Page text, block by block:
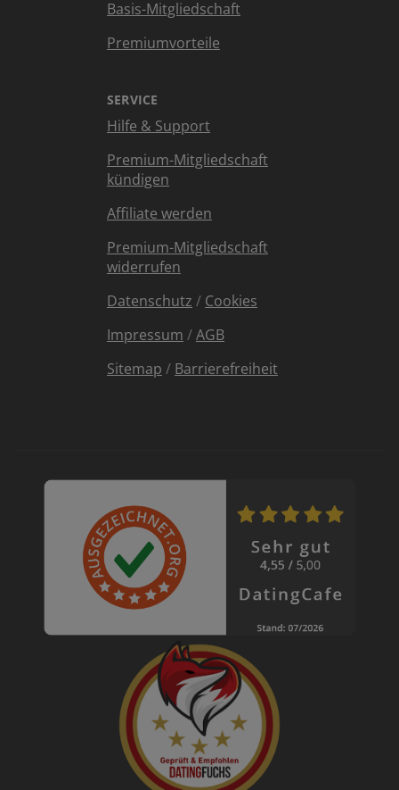
Basis-Mitgliedschaft
Premiumvorteile
SERVICE
Hilfe & Support
Premium-Mitgliedschaft
kündigen
Affiliate werden
Premium-Mitgliedschaft
widerrufen
Datenschutz / Cookies
Impressum /AGB
Sitemap / Barrierefreiheit